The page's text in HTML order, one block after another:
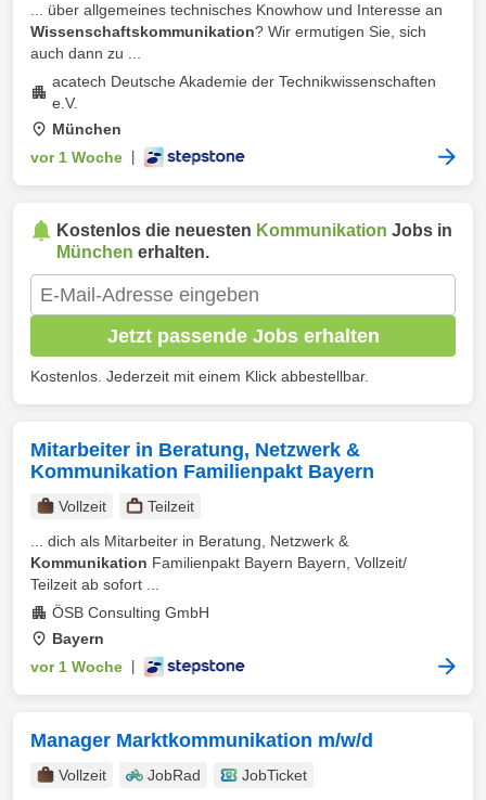
... über allgemeines technisches Knowhow und Interesse an
Wissenschaftskommunikation? Wir ermutigen Sie, sich
auch dann zu ...
acatech Deutsche Akademie der Technikwissenschaften
e.V.
München
vor 1 Woche
Kostenlos die neuesten Kommunikation Jobs in
München erhalten.
Jetzt passende Jobs erhalten
Kostenlos. Jederzeit mit einem Klick abbestellbar.
Mitarbeiter in Beratung, Netzwerk &
Kommunikation Familienpakt Bayern
Vollzeit
Teilzeit
... dich als Mitarbeiter in Beratung, Netzwerk &
Kommunikation Familienpakt Bayern Bayern, Vollzeit/
Teilzeit ab sofort ...
ÖSB Consulting GmbH
Bayern
vor 1 Woche
Manager Marktkommunikation m/w/d
Vollzeit JobRad JobTicket